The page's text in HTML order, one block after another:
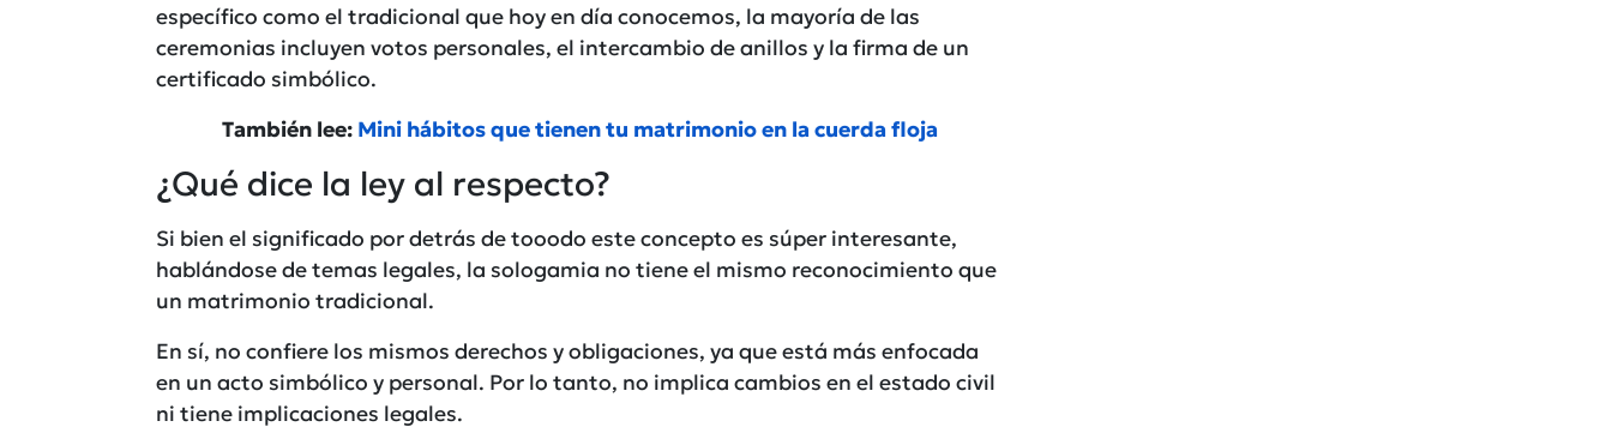
específico como el tradicional que hoy en día conocemos, la mayoría de las
ceremonias incluyen votos personales, el intercambio de anillos y la firma de un
certificado simbólico.
También lee: Mini hábitos que tienen tu matrimonio en la cuerda floja
¿Qué dice la ley al respecto?
Si bien el significado por detrás de tooodo este concepto es súper interesante,
hablándose de temas legales, la sologamia no tiene el mismo reconocimiento que
un matrimonio tradicional.
En sí, no confiere los mismos derechos y obligaciones, ya que está más enfocada
en un acto simbólico y personal. Por lo tanto, no implica cambios en el estado civil
ni tiene implicaciones legales.